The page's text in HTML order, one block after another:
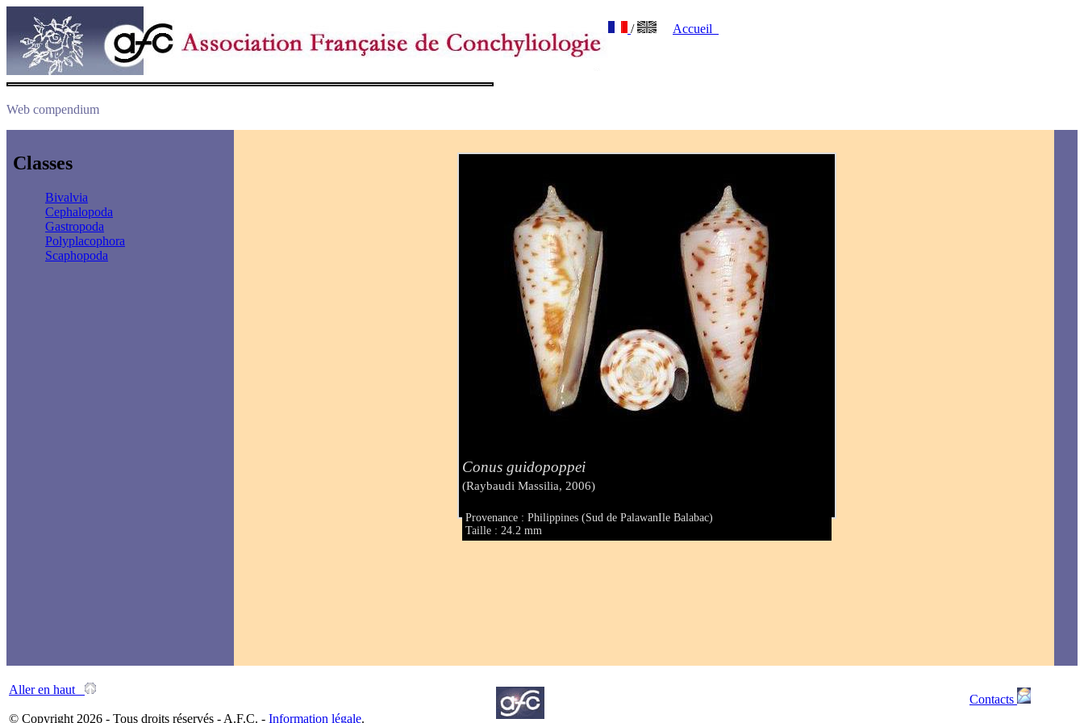
/ Accueil
Web compendium
Classes
Bivalvia
Cephalopoda
Gastropoda
Polyplacophora
Scaphopoda
Conus guidopoppei
(Raybaudi Massilia, 2006)
Provenance : Philippines (Sud de PalawanIle Balabac)
Taille : 24.2 mm
Aller en haut
© Copyright 2026 - Tous droits réservés - A.F.C. - Information légale.
Contacts